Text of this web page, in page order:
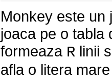
Monkey este un
joaca pe o tabla
formeaza R linii
afla o litera